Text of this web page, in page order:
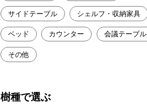
サイドテーブル シェルフ・収納家具
ベッド カウンター 会議テーブル
その他
樹種で選ぶ